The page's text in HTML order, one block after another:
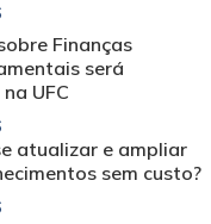
Finanças
será
UFC
atualizar e ampliar
sem custo?